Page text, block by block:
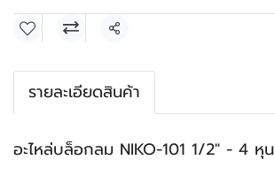
แชร์
รายละเอียดสินค้า
อะไหล่บล็อกลม NIKO-101 1/2" - 4 หุน